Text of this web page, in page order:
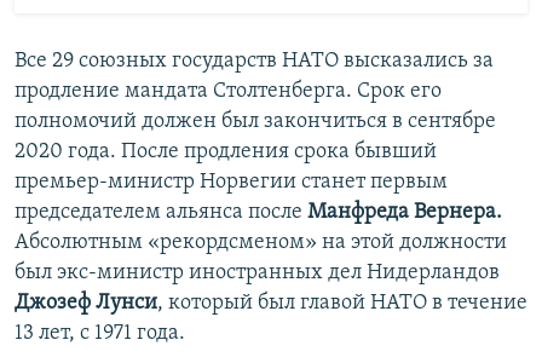
Все 29 союзных государств НАТО высказались за
продление мандата Столтенберга. Срок его
полномочий должен был закончиться в сентябре
2020 года. После продления срока бывший
премьер-министр Норвегии станет первым
председателем альянса после Манфреда Вернера.
Абсолютным «рекордсменом» на этой должности
был экс-министр иностранных дел Нидерландов
Джозеф Лунси, который был главой НАТО в течение
13 лет, с 1971 года.